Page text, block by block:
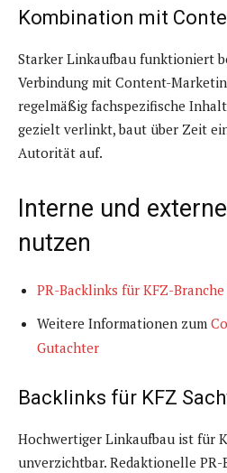
Kombination mit
Starker Linkaufbau funktioniert
Verbindung mit Content-
regelmäßig fachspezifische
gezielt verlinkt, baut über Zeit
Autorität auf.
Interne und
nutzen
PR-Backlinks für KFZ-
Weitere Informationen zum
Gutachter
Backlinks für KFZ
Hochwertiger Linkaufbau ist für
unverzichtbar. Redaktionelle